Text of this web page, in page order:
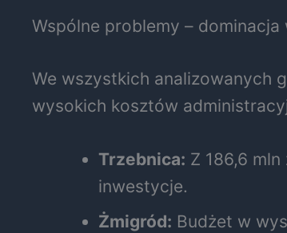
Wspólne problemy –
We wszystkich analizowanych
wysokich kosztów
Trzebnica: Z 186,6
inwestycje.
Żmigród: Budżet w